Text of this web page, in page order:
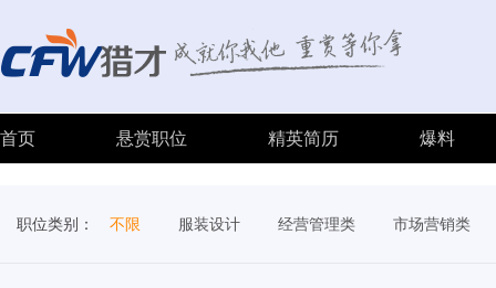
首页 悬赏职位 精英简历 爆料
职位类别： 不限 服装设计 经营管理类 市场营销类